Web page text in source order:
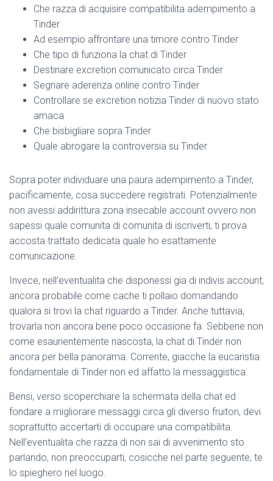
Che razza di acquisire compatibilita adempimento a
Tinder
Ad esempio affrontare una timore contro Tinder
Che tipo di funziona la chat di Tinder
Destinare excretion comunicato circa Tinder
Segnare aderenza online contro Tinder
Controllare se excretion notizia Tinder di nuovo stato
amaca
Che bisbigliare sopra Tinder
Quale abrogare la controversia su Tinder
Sopra poter individuare una paura adempimento a Tinder,
pacificamente, cosa succedere registrati. Potenzialmente
non avessi addirittura zona insecable account ovvero non
sapessi quale comunita di comunita di iscriverti, ti prova
accosta trattato dedicata quale ho esattamente
comunicazione.
Invece, nell’eventualita che disponessi gia di indivis account,
ancora probabile come cache ti pollaio domandando
qualora si trovi la chat riguardo a Tinder. Anche tuttavia,
trovarla non ancora bene poco occasione fa. Sebbene non
come esaurientemente nascosta, la chat di Tinder non
ancora per bella panorama. Corrente, giacche la eucaristia
fondamentale di Tinder non ed affatto la messaggistica.
Bensi, verso scoperchiare la schermata della chat ed
fondare a migliorare messaggi circa gli diverso fruitori, devi
soprattutto accertarti di occupare una compatibilita.
Nell’eventualita che razza di non sai di avvenimento sto
parlando, non preoccuparti, cosicche nel parte seguente, te
lo spieghero nel luogo.